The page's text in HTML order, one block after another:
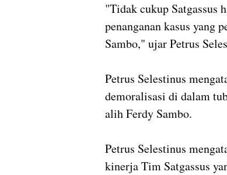
"Tidak cukup Satgassus
penanganan kasus yang
Sambo," ujar Petrus
Petrus Selestinus
demoralisasi di dalam
alih Ferdy Sambo.
Petrus Selestinus
kinerja Tim Satgassus